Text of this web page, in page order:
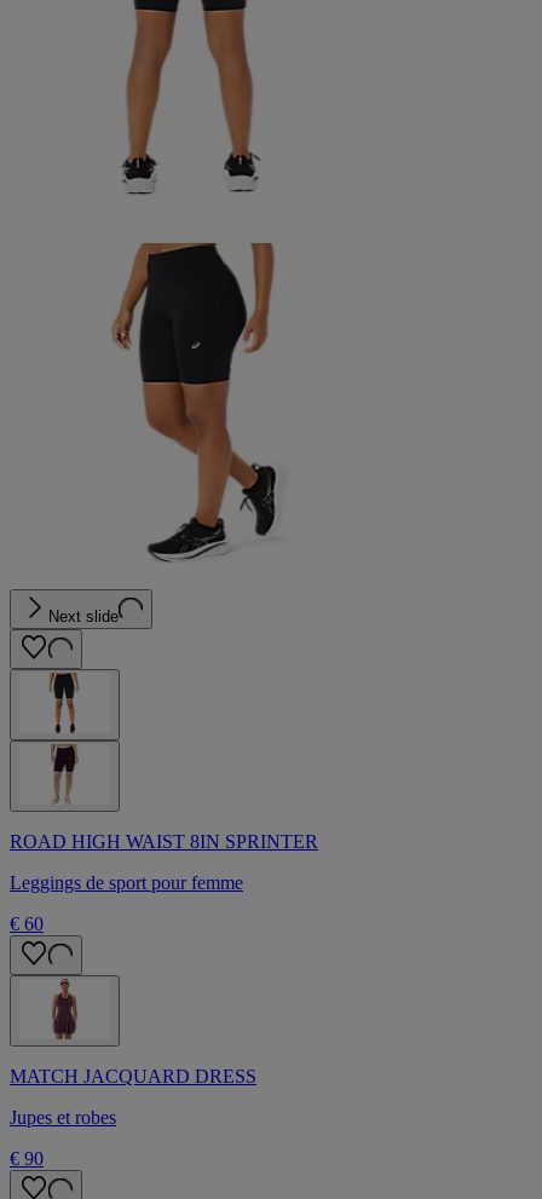
Next slide
ROAD HIGH WAIST 8IN SPRINTER
Leggings de sport pour femme
€ 60
MATCH JACQUARD DRESS
Jupes et robes
€ 90